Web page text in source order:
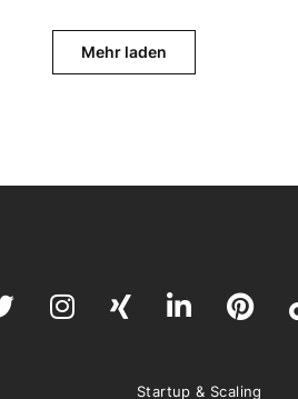
Mehr laden
Startup & Scaling